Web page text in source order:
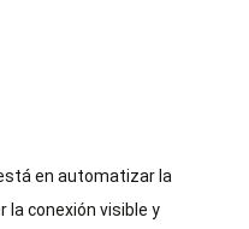
en automatizar la
la conexión visible y